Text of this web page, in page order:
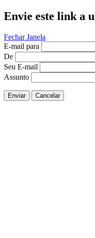
Envie este link a
Fechar Janela
E-mail para
De
Seu E-mail
Assunto
Enviar Cancelar